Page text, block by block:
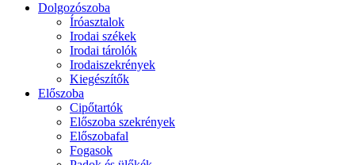
Dolgozószoba
Íróasztalok
Irodai székek
Irodai tárolók
Irodaiszekrények
Kiegészítők
Előszoba
Cipőtartók
Előszoba szekrények
Előszobafal
Fogasok